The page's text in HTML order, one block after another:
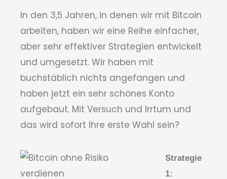
In den 3,5 Jahren, in denen wir mit Bitcoin
arbeiten, haben wir eine Reihe einfacher,
aber sehr effektiver Strategien entwickelt
und umgesetzt. Wir haben mit
buchstäblich nichts angefangen und
haben jetzt ein sehr schönes Konto
aufgebaut. Mit Versuch und Irrtum und
das wird sofort Ihre erste Wahl sein?
Strategie
1: